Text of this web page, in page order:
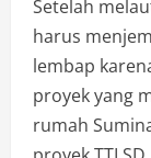
Setelah
harus
lembap
proyek yang
rumah